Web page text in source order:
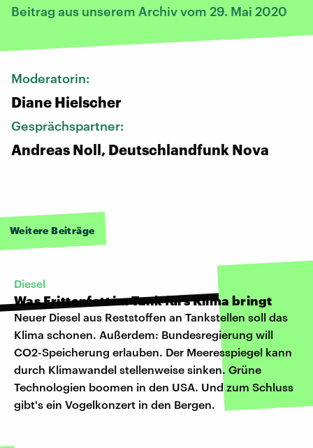
Beitrag aus unserem Archiv vom 29. Mai 2020
Moderatorin:
Diane Hielscher
Gesprächspartner:
Andreas Noll, Deutschlandfunk Nova
Weitere Beiträge
Diesel
Was Frittenfett im Tank fürs Klima bringt
Neuer Diesel aus Reststoffen an Tankstellen soll das
Klima schonen. Außerdem: Bundesregierung will
CO2-Speicherung erlauben. Der Meeresspiegel kann
durch Klimawandel stellenweise sinken. Grüne
Technologien boomen in den USA. Und zum Schluss
gibt's ein Vogelkonzert in den Bergen.